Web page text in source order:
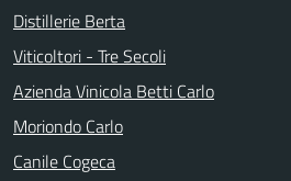
Distillerie Berta
Viticoltori - Tre Secoli
Azienda Vinicola Betti Carlo
Moriondo Carlo
Canile Cogeca